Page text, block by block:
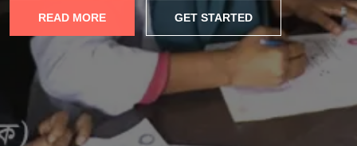
READ MORE GET STARTED